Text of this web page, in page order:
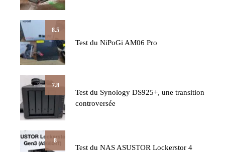
8.5
Test du NiPoGi AM06 Pro
7.8
Test du Synology DS925+, une transition
controversée
8
Test du NAS ASUSTOR Lockerstor 4